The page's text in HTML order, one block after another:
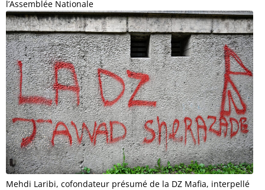
l’Assemblée Nationale
Mehdi Laribi, cofondateur présumé de la DZ Mafia, interpellé